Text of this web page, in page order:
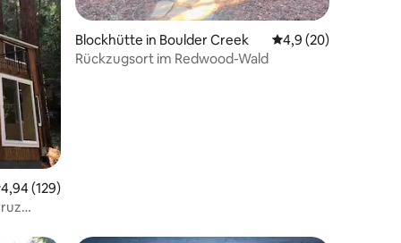
Bewertung: 4,94 von 5, 129 Bewertungen
4,94 (129)
Blockhütte in Boulder Creek Durchschnittliche
4,9 (20)
Rückzugsort im Redwood-Wald